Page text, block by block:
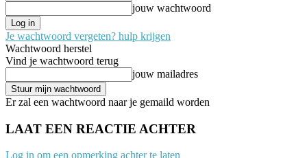
jouw wachtwoord
Je wachtwoord vergeten? hulp krijgen
Wachtwoord herstel
Vind je wachtwoord terug
jouw mailadres
Er zal een wachtwoord naar je gemaild worden
LAAT EEN REACTIE ACHTER
Log in om een opmerking achter te laten